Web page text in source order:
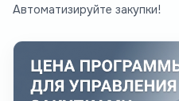
Автоматизируйте закупки!